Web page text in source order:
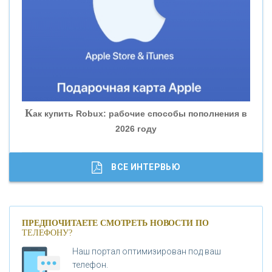
«БАНК ГЛОБЭКС»
«СОВКОМБАНК»
«ГАЗПРОМБАНК»
«МОСКОВСКИЙ КРЕДИТНЫЙ БАНК»
Как купить Robux: рабочие способы пополнения в
2026 году
ВСЕ ИНТЕРВЬЮ
ПРЕДПОЧИТАЕТЕ СМОТРЕТЬ НОВОСТИ ПО
ТЕЛЕФОНУ?
Наш портал оптимизирован под ваш
телефон.